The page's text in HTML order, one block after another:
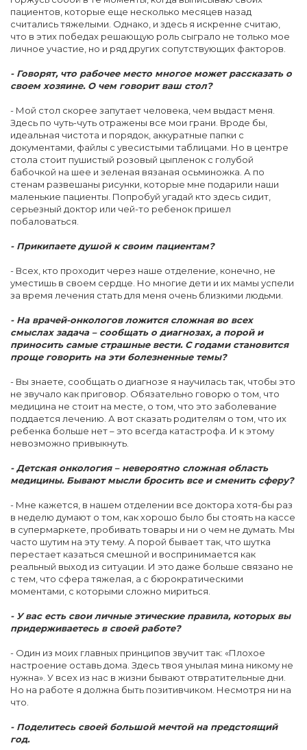
пациентов, которые еще несколько месяцев назад
считались тяжелыми. Однако, и здесь я искренне считаю,
что в этих победах решающую роль сыграло не только мое
личное участие, но и ряд других сопутствующих факторов.
- Говорят, что рабочее место многое может рассказать о
своем хозяине. О чем говорит ваш стол?
- Мой стол скорее запутает человека, чем выдаст меня.
Здесь по чуть-чуть отражены все мои грани. Вроде бы,
идеальная чистота и порядок, аккуратные папки с
документами, файлы с увесистыми таблицами. Но в центре
стола стоит пушистый розовый цыпленок с голубой
бабочкой на шее и зеленая вязаная осьминожка. А по
стенам развешаны рисунки, которые мне подарили наши
маленькие пациенты. Попробуй угадай кто здесь сидит,
серьезный доктор или чей-то ребенок пришел
побаловаться.
- Прикипаете душой к своим пациентам?
- Всех, кто проходит через наше отделение, конечно, не
уместишь в своем сердце. Но многие дети и их мамы успели
за время лечения стать для меня очень близкими людьми.
- На врачей-онкологов ложится сложная во всех
смыслах задача – сообщать о диагнозах, а порой и
приносить самые страшные вести. С годами становится
проще говорить на эти болезненные темы?
- Вы знаете, сообщать о диагнозе я научилась так, чтобы это
не звучало как приговор. Обязательно говорю о том, что
медицина не стоит на месте, о том, что это заболевание
поддается лечению. А вот сказать родителям о том, что их
ребенка больше нет – это всегда катастрофа. И к этому
невозможно привыкнуть.
- Детская онкология – невероятно сложная область
медицины. Бывают мысли бросить все и сменить сферу?
- Мне кажется, в нашем отделении все доктора хотя-бы раз
в неделю думают о том, как хорошо было бы стоять на кассе
в супермаркете, пробивать товары и ни о чем не думать. Мы
часто шутим на эту тему. А порой бывает так, что шутка
перестает казаться смешной и воспринимается как
реальный выход из ситуации. И это даже больше связано не
с тем, что сфера тяжелая, а с бюрократическими
моментами, с которыми сложно мириться.
- У вас есть свои личные этические правила, которых вы
придерживаетесь в своей работе?
- Один из моих главных принципов звучит так: «Плохое
настроение оставь дома. Здесь твоя унылая мина никому не
нужна». У всех из нас в жизни бывают отвратительные дни.
Но на работе я должна быть позитивчиком. Несмотря ни на
что.
- Поделитесь своей большой мечтой на предстоящий
год.